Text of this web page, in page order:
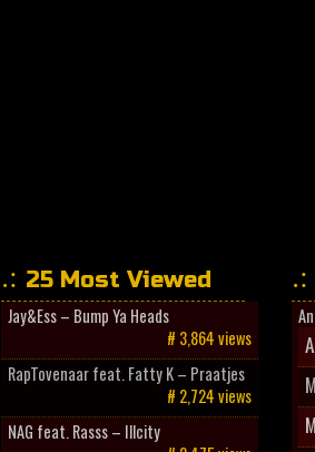
25 Most Viewed
Jay&Ess – Bump Ya Heads
# 3,864 views
RapTovenaar feat. Fatty K – Praatjes
# 2,724 views
NAG feat. Rasss – Illcity